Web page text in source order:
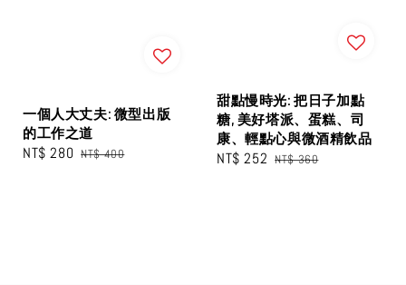
一個人大丈夫: 微型出版
的工作之道
Sale
NT$ 280 Regular
NT$ 400
甜點慢時光: 把日子加點
糖, 美好塔派、蛋糕、司
康、輕點心與微酒精飲品
Sale
NT$ 252 Regular
NT$ 360